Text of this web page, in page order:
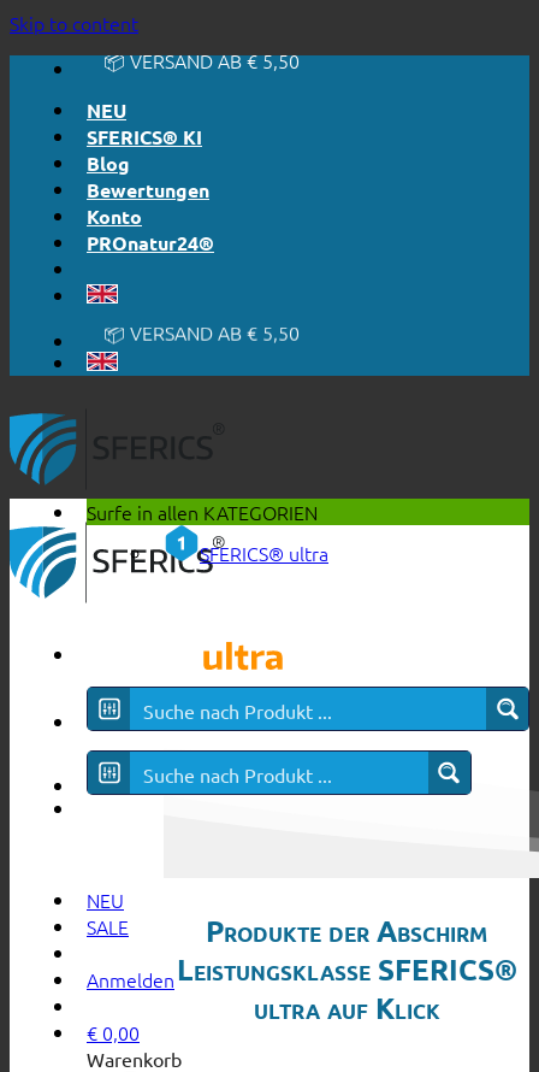
Skip to content🔆 EHRLICH. TRANSPARENT.
📦 VERSAND AB € 5,50
NEU
SFERICS® KI
Blog
Bewertungen
Konto
PROnatur24®
🔆 EINFACH. FUNKTIONIERT.
🔆 EHRLICH. TRANSPARENT.
📦 VERSAND AB € 5,50
🔖 KAUF AUF RECHNUNG
NEU
SALE
Anmelden
€ 0,00
Warenkorb
Surfe in allen KATEGORIEN
SFERICS® ultra
Produkte der Abschirm
Leistungsklasse SFERICS®
ultra auf Klick